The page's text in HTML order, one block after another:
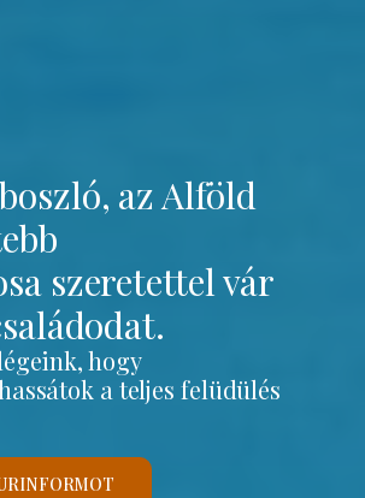
az Alföld
szeretettel vár
hogy
a teljes felüdülés